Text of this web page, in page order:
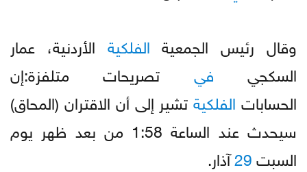
وقال رئيس الجمعية الفلكية الأردنية، عمار
السكجي في تصريحات متلفزة:إن
الحسابات الفلكيةتشير إلى أن الاقتران (المحاق)
سيحدث عند الساعة 1:58 من بعد ظهر يوم
السبت29آذار.